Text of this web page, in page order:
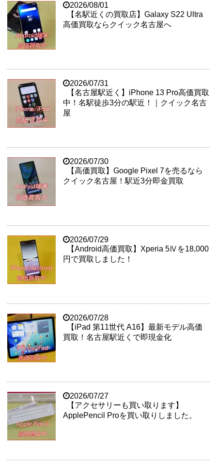
2026/08/01
【名駅近くの買取店】Galaxy S22 Ultra
高価買取ならクイック名古屋へ
2026/07/31
【名古屋駅近く】iPhone 13 Pro高価買取
中！名駅徒歩3分の駅近！｜クイック名古
屋
2026/07/30
【高価買取】Google Pixel 7を売るなら
クイック名古屋！駅近3分即金買取
2026/07/29
【Android高価買取】Xperia 5Ⅳを18,000
円で買取しました！
2026/07/28
【iPad 第11世代 A16】最新モデル高価
買取！名古屋駅近くで即現金化
2026/07/27
【アクセサリーも買い取ります】
ApplePencil Proを買い取りしました。